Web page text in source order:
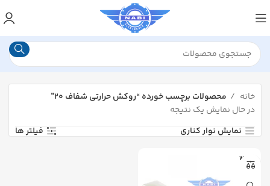
خانه
محصولات برچسب خورده “روکش حرارتی شفاف ۲۰”
در حال نمایش یک نتیجه
نمایش نوار کناری
فیلتر ها
WOER